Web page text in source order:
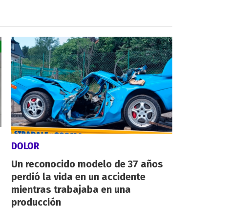
DOLOR
Un reconocido modelo de 37 años
perdió la vida en un accidente
mientras trabajaba en una
producción